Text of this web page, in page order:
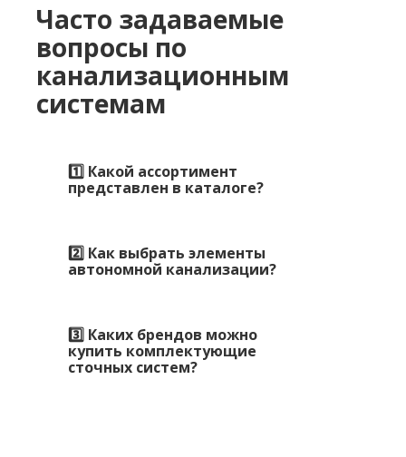
Часто задаваемые
вопросы по
канализационным
системам
1️⃣ Какой ассортимент
представлен в каталоге?
2️⃣ Как выбрать элементы
автономной канализации?
3️⃣ Каких брендов можно
купить комплектующие
сточных систем?